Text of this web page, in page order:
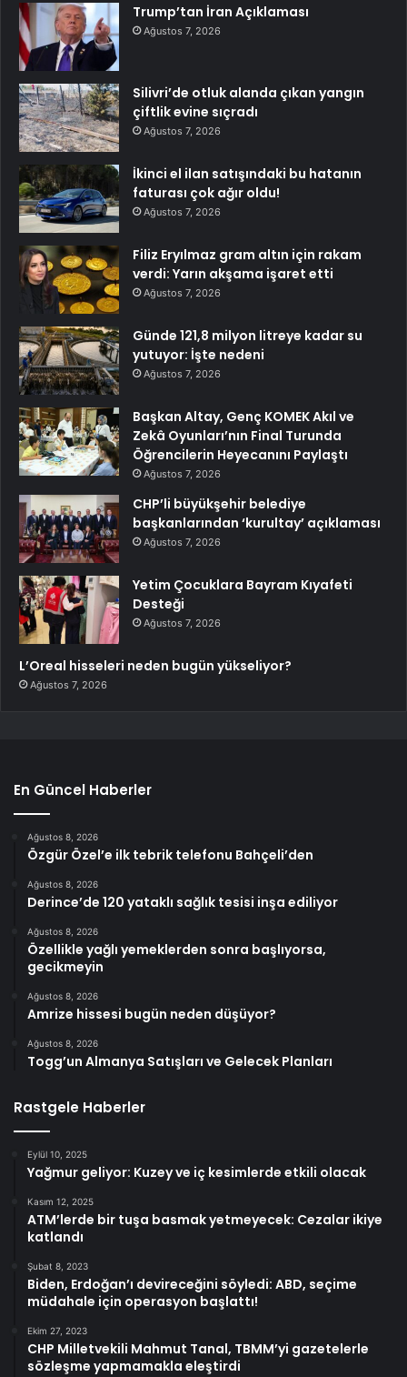
Trump’tan İran Açıklaması
Ağustos 7, 2026
Silivri’de otluk alanda çıkan yangın
çiftlik evine sıçradı
Ağustos 7, 2026
İkinci el ilan satışındaki bu hatanın
faturası çok ağır oldu!
Ağustos 7, 2026
Filiz Eryılmaz gram altın için rakam
verdi: Yarın akşama işaret etti
Ağustos 7, 2026
Günde 121,8 milyon litreye kadar su
yutuyor: İşte nedeni
Ağustos 7, 2026
Başkan Altay, Genç KOMEK Akıl ve
Zekâ Oyunları’nın Final Turunda
Öğrencilerin Heyecanını Paylaştı
Ağustos 7, 2026
CHP’li büyükşehir belediye
başkanlarından ‘kurultay’ açıklaması
Ağustos 7, 2026
Yetim Çocuklara Bayram Kıyafeti
Desteği
Ağustos 7, 2026
L’Oreal hisseleri neden bugün yükseliyor?
Ağustos 7, 2026
En Güncel Haberler
Ağustos 8, 2026
Özgür Özel’e ilk tebrik telefonu Bahçeli’den
Ağustos 8, 2026
Derince’de 120 yataklı sağlık tesisi inşa ediliyor
Ağustos 8, 2026
Özellikle yağlı yemeklerden sonra başlıyorsa,
gecikmeyin
Ağustos 8, 2026
Amrize hissesi bugün neden düşüyor?
Ağustos 8, 2026
Togg’un Almanya Satışları ve Gelecek Planları
Rastgele Haberler
Eylül 10, 2025
Yağmur geliyor: Kuzey ve iç kesimlerde etkili olacak
Kasım 12, 2025
ATM’lerde bir tuşa basmak yetmeyecek: Cezalar ikiye
katlandı
Şubat 8, 2023
Biden, Erdoğan’ı devireceğini söyledi: ABD, seçime
müdahale için operasyon başlattı!
Ekim 27, 2023
CHP Milletvekili Mahmut Tanal, TBMM’yi gazetelerle
sözleşme yapmamakla eleştirdi